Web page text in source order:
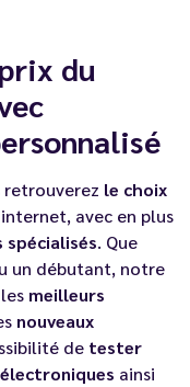
du
retrouverez le choix
avec en plus
spécialisés. Que
un débutant, notre
meilleurs
nouveaux
de tester
ainsi